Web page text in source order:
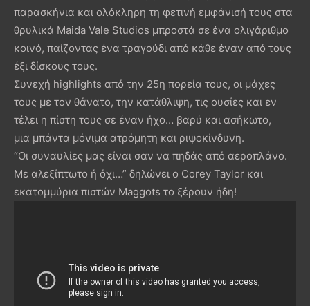
παρασκήνια και ολόκληρη τη φετινή εμφάνισή τους στα
θρυλικά Maida Vale Studios μπροστά σε ένα ολιγάριθμο
κοινό, παίζοντας ένα τραγούδι από κάθε έναν από τους
έξι δίσκους τους.
Συνεχή highlights από την 25η πορεία τους, οι μάχες
τους με τον θάνατο, την κατάθλιψη, τις ουσίες και εν
τέλει η πίστη τους σε έναν ήχο… βαρύ και ασήκωτο,
μια μπάντα μόνιμα ατρόμητη και ριψοκίνδυνη.
“Οι συναυλίες μας είναι σαν να πηδάς από αεροπλάνο.
Με αλεξίπτωτο ή όχι…” δηλώνει ο Corey Taylor και
εκατομμύρια πιστών Maggots το ξέρουν ήδη!